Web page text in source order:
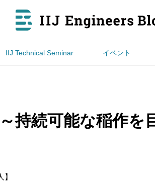
IIJ Technical Seminar イベント
持続可能な稲作を